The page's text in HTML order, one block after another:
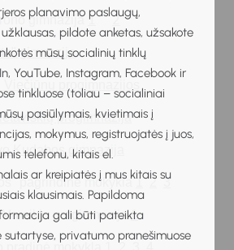
planavimo paslaugų,
pildote anketas, užsakote
mūsų socialinių tinklų
YouTube, Instagram, Facebook ir
tinkluose (toliau – socialiniai
pasiūlymais, kvietimais į
mokymus, registruojatės į juos,
telefonu, kitais el.
ar kreipiatės į mus kitais su
klausimais. Papildoma
gali būti pateikta
sutartyse, privatumo pranešimuose
gimnazija 1 2
gimnazija
Viečiūnų progimnazijos
progimnazija
Kudabos gimnazija
pagrindinė mokykla 1 2 3
Vareikio progimnazija 1
pradinė mokykla 2